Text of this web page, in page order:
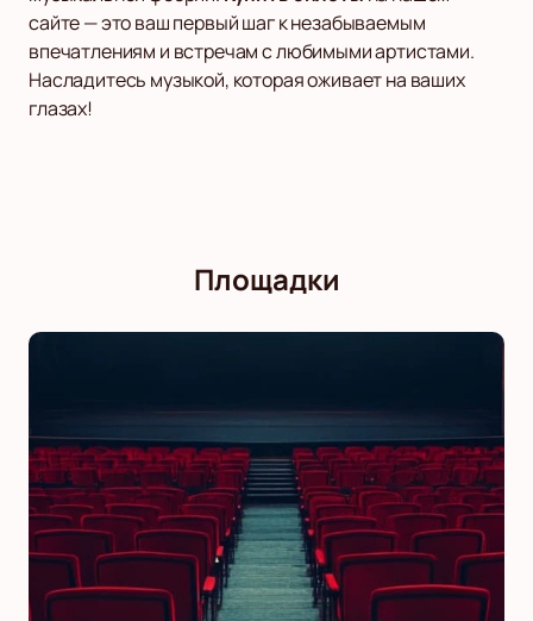
сайте — это ваш первый шаг к незабываемым
впечатлениям и встречам с любимыми артистами.
Насладитесь музыкой, которая оживает на ваших
глазах!
Площадки